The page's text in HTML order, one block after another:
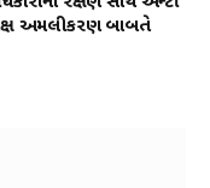
અમલીકરણ બાબતે